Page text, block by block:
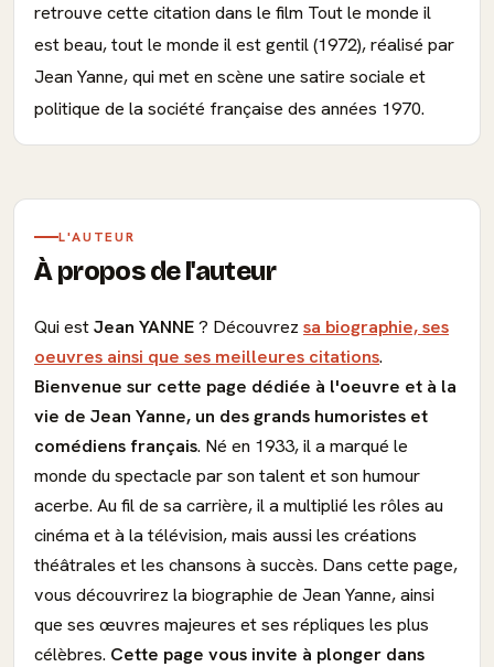
retrouve cette citation dans le film Tout le monde il
est beau, tout le monde il est gentil (1972), réalisé par
Jean Yanne, qui met en scène une satire sociale et
politique de la société française des années 1970.
L'AUTEUR
À propos de l'auteur
Qui estJean YANNE? Découvrez sa biographie, ses
oeuvres ainsi que ses meilleures citations.
Bienvenue sur cette page dédiée à l'oeuvre et à la
vie de Jean Yanne, un des grands humoristes et
comédiens français. Né en 1933, il a marqué le
monde du spectacle par son talent et son humour
acerbe. Au fil de sa carrière, il a multiplié les rôles au
cinéma et à la télévision, mais aussi les créations
théâtrales et les chansons à succès. Dans cette page,
vous découvrirez la biographie de Jean Yanne, ainsi
que ses œuvres majeures et ses répliques les plus
célèbres. Cette page vous invite à plonger dans